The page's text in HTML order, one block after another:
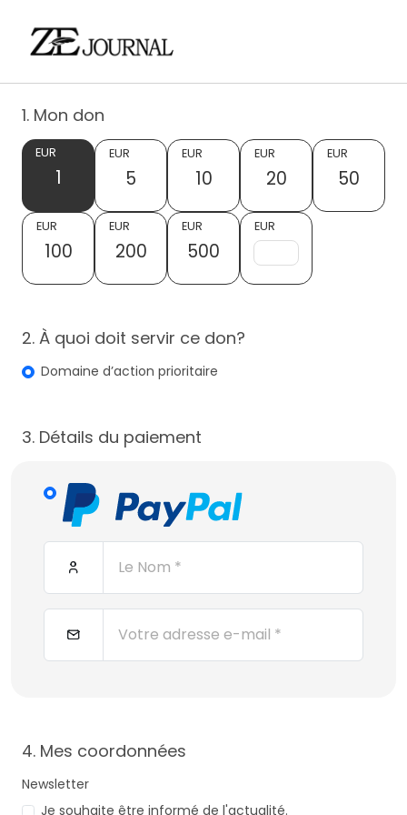
1. Mon don
EUR
1
EUR
5
EUR
10
EUR
20
EUR
50
EUR
100
EUR
200
EUR
500
EUR
2. À quoi doit servir ce don?
Domaine d’action prioritaire
3. Détails du paiement
4. Mes coordonnées
Newsletter
Je souhaite être informé de l'actualité.